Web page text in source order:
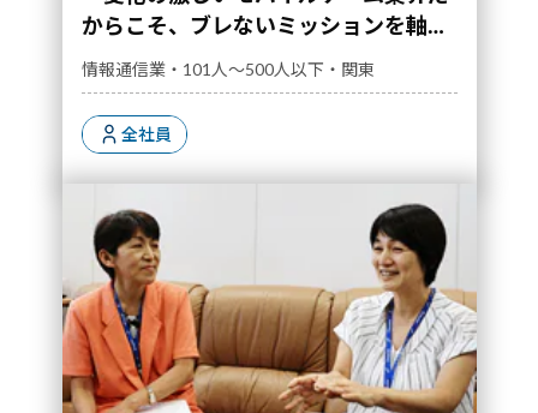
からこそ、ブレないミッションを軸に
現場に寄り添った人材開発を行ってい
る」
情報通信業・101人～500人以下・関東
全社員